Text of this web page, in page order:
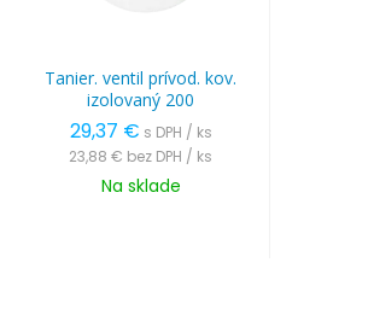
Tanier. ventil prívod. kov.
izolovaný 200
29,37 € s DPH / ks
23,88 € bez DPH / ks
Na sklade